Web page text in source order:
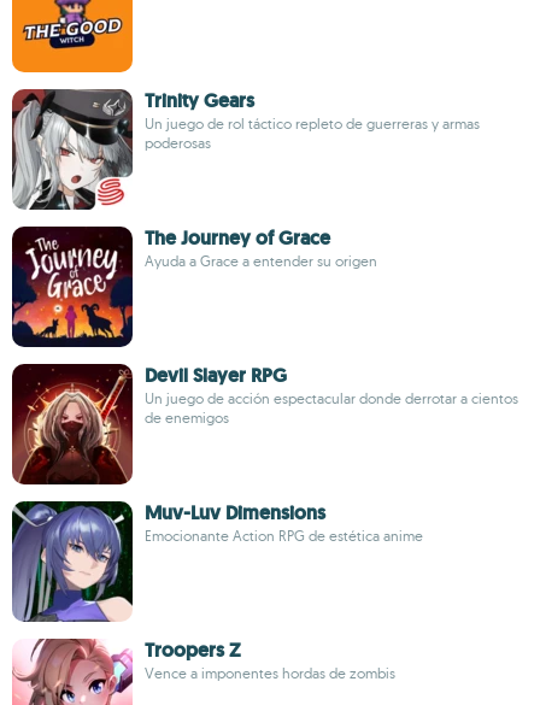
Trinity Gears
Un juego de rol táctico repleto de guerreras y armas
poderosas
The Journey of Grace
Ayuda a Grace a entender su origen
Devil Slayer RPG
Un juego de acción espectacular donde derrotar a cientos
de enemigos
Muv-Luv Dimensions
Emocionante Action RPG de estética anime
Troopers Z
Vence a imponentes hordas de zombis